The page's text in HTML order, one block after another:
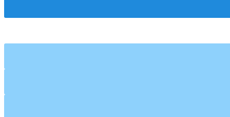
Juri